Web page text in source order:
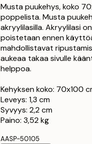
40x50 cm
50x50 cm
50x70 cm
100x150 cm
Musta puukehys, koko
poppelista. Musta
akryylilasilla. Akryylilasi
poistetaan ennen
mahdollistavat
aukeaa takaa sivulle
helppoa.
Kehyksen koko: 70x100
Leveys: 1,3 cm
Syvyys: 2,2 cm
Paino: 3,52 kg
AASP-50105